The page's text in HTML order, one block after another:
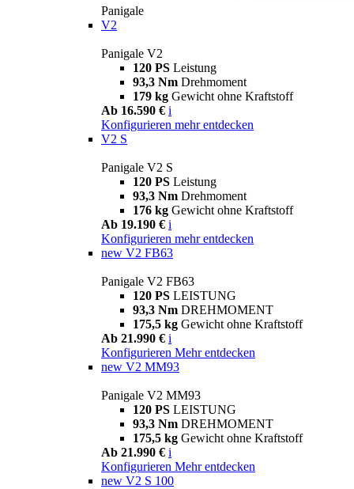
Panigale
V2
Panigale V2
120 PS Leistung
93,3 Nm Drehmoment
179 kg Gewicht ohne Kraftstoff
Ab 16.590 € i
Konfigurieren mehr entdecken
V2 S
Panigale V2 S
120 PS Leistung
93,3 Nm Drehmoment
176 kg Gewicht ohne Kraftstoff
Ab 19.190 € i
Konfigurieren mehr entdecken
new V2 FB63
Panigale V2 FB63
120 PS LEISTUNG
93,3 Nm DREHMOMENT
175,5 kg Gewicht ohne Kraftstoff
Ab 21.990 € i
Konfigurieren Mehr entdecken
new V2 MM93
Panigale V2 MM93
120 PS LEISTUNG
93,3 Nm DREHMOMENT
175,5 kg Gewicht ohne Kraftstoff
Ab 21.990 € i
Konfigurieren Mehr entdecken
new V2 S 100